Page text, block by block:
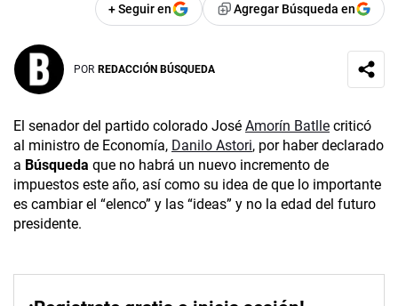
+ Seguir en Agregar Búsqueda en
POR REDACCIÓN BÚSQUEDA
El senador del partido colorado José Amorín Batlle criticó
al ministro de Economía, Danilo Astori, por haber declarado
a Búsqueda que no habrá un nuevo incremento de
impuestos este año, así como su idea de que lo importante
es cambiar el “elenco” y las “ideas” y no la edad del futuro
presidente.